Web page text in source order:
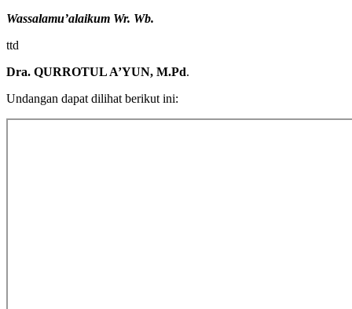
Wassalamu’alaikum Wr. Wb.
ttd
Dra. QURROTUL A’YUN, M.Pd.
Undangan dapat dilihat berikut ini: